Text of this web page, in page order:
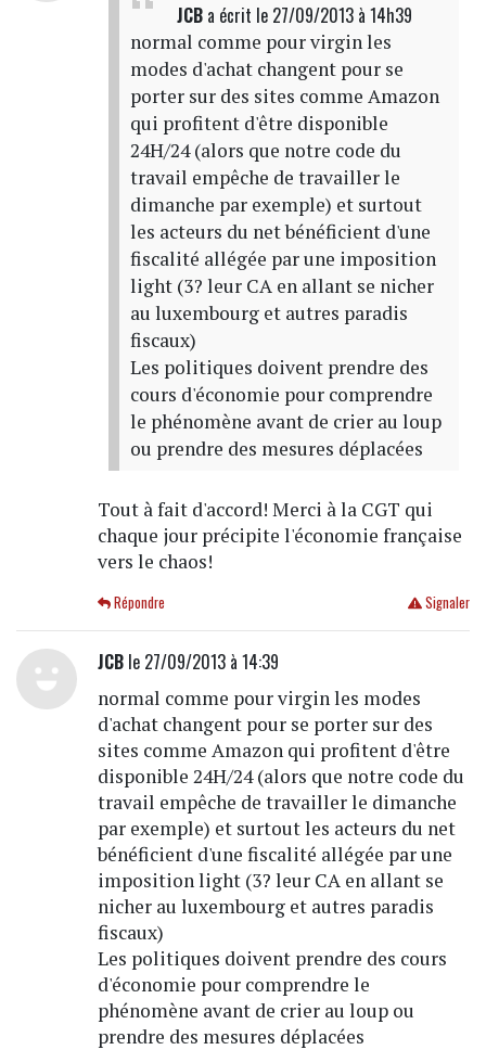
JCBa écrit le 27/09/2013 à 14h39
normal comme pour virgin les
modes d'achat changent pour se
porter sur des sites comme Amazon
qui profitent d'être disponible
24H/24 (alors que notre code du
travail empêche de travailler le
dimanche par exemple) et surtout
les acteurs du net bénéficient d'une
fiscalité allégée par une imposition
light (3? leur CA en allant se nicher
au luxembourg et autres paradis
fiscaux)
Les politiques doivent prendre des
cours d'économie pour comprendre
le phénomène avant de crier au loup
ou prendre des mesures déplacées
Tout à fait d'accord! Merci à la CGT qui
chaque jour précipite l'économie française
vers le chaos!
Signaler
Répondre
JCBle 27/09/2013 à 14:39
normal comme pour virgin les modes
d'achat changent pour se porter sur des
sites comme Amazon qui profitent d'être
disponible 24H/24 (alors que notre code du
travail empêche de travailler le dimanche
par exemple) et surtout les acteurs du net
bénéficient d'une fiscalité allégée par une
imposition light (3? leur CA en allant se
nicher au luxembourg et autres paradis
fiscaux)
Les politiques doivent prendre des cours
d'économie pour comprendre le
phénomène avant de crier au loup ou
prendre des mesures déplacées